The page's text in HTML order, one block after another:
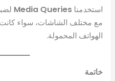
استخدمناMedia Queries
مع مختلف الشاشات، سواء كانت
الهواتف المحمولة.
خاتمة